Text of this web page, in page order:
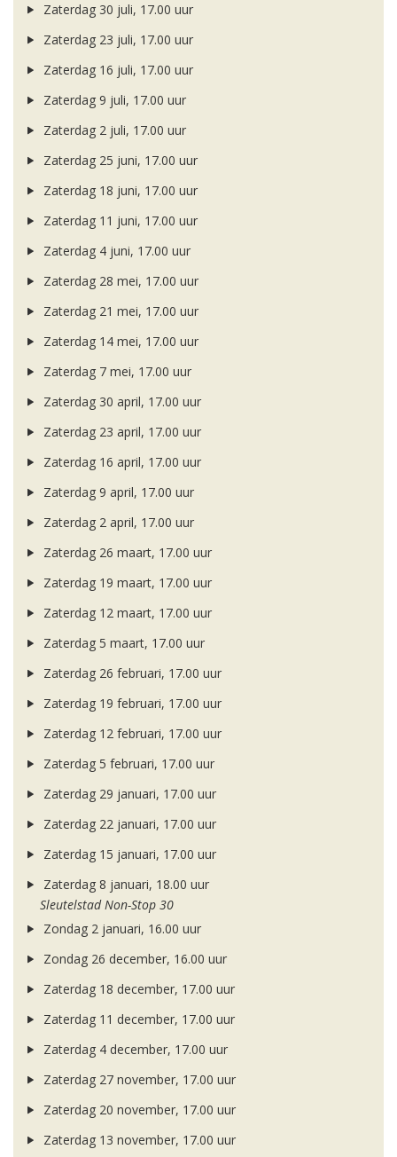
Zaterdag 30 juli, 17.00 uur
Zaterdag 23 juli, 17.00 uur
Zaterdag 16 juli, 17.00 uur
Zaterdag 9 juli, 17.00 uur
Zaterdag 2 juli, 17.00 uur
Zaterdag 25 juni, 17.00 uur
Zaterdag 18 juni, 17.00 uur
Zaterdag 11 juni, 17.00 uur
Zaterdag 4 juni, 17.00 uur
Zaterdag 28 mei, 17.00 uur
Zaterdag 21 mei, 17.00 uur
Zaterdag 14 mei, 17.00 uur
Zaterdag 7 mei, 17.00 uur
Zaterdag 30 april, 17.00 uur
Zaterdag 23 april, 17.00 uur
Zaterdag 16 april, 17.00 uur
Zaterdag 9 april, 17.00 uur
Zaterdag 2 april, 17.00 uur
Zaterdag 26 maart, 17.00 uur
Zaterdag 19 maart, 17.00 uur
Zaterdag 12 maart, 17.00 uur
Zaterdag 5 maart, 17.00 uur
Zaterdag 26 februari, 17.00 uur
Zaterdag 19 februari, 17.00 uur
Zaterdag 12 februari, 17.00 uur
Zaterdag 5 februari, 17.00 uur
Zaterdag 29 januari, 17.00 uur
Zaterdag 22 januari, 17.00 uur
Zaterdag 15 januari, 17.00 uur
Zaterdag 8 januari, 18.00 uur
Sleutelstad Non-Stop 30
Zondag 2 januari, 16.00 uur
Zondag 26 december, 16.00 uur
Zaterdag 18 december, 17.00 uur
Zaterdag 11 december, 17.00 uur
Zaterdag 4 december, 17.00 uur
Zaterdag 27 november, 17.00 uur
Zaterdag 20 november, 17.00 uur
Zaterdag 13 november, 17.00 uur